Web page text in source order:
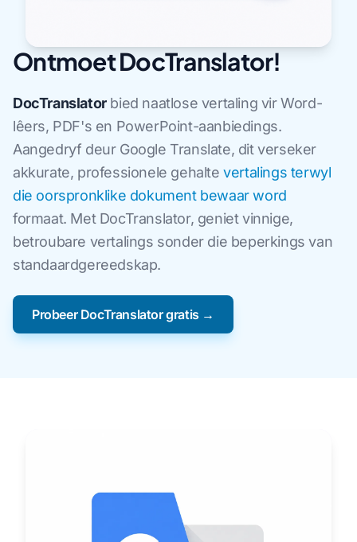
Ontmoet DocTranslator!
DocTranslatorbied naatlose vertaling vir Word-
lêers, PDF's en PowerPoint-aanbiedings.
Aangedryf deur Google Translate, dit verseker
akkurate, professionele gehaltevertalings terwyl
die oorspronklike dokument bewaar word
formaat. Met DocTranslator, geniet vinnige,
betroubare vertalings sonder die beperkings van
standaardgereedskap.
Probeer DocTranslator gratis →